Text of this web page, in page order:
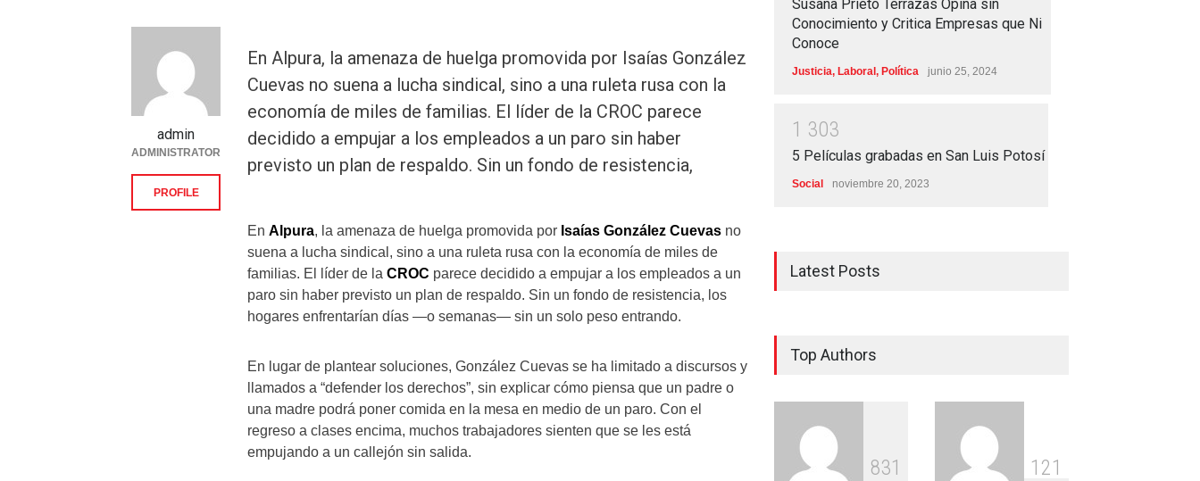
En Alpura, la amenaza de huelga promovida por Isaías González
Cuevas no suena a lucha sindical, sino a una ruleta rusa con la
economía de miles de familias. El líder de la CROC parece
decidido a empujar a los empleados a un paro sin haber
previsto un plan de respaldo. Sin un fondo de resistencia,
En Alpura, la amenaza de huelga promovida por Isaías González Cuevas no
suena a lucha sindical, sino a una ruleta rusa con la economía de miles de
familias. El líder de la CROC parece decidido a empujar a los empleados a un
paro sin haber previsto un plan de respaldo. Sin un fondo de resistencia, los
hogares enfrentarían días —o semanas— sin un solo peso entrando.
En lugar de plantear soluciones, González Cuevas se ha limitado a discursos y
llamados a “defender los derechos”, sin explicar cómo piensa que un padre o
una madre podrá poner comida en la mesa en medio de un paro. Con el
regreso a clases encima, muchos trabajadores sienten que se les está
empujando a un callejón sin salida.
admin
ADMINISTRATOR
PROFILE
Susana Prieto Terrazas Opina sin
Conocimiento y Critica Empresas que Ni
Conoce
Justicia, Laboral , Política junio 25, 2024
1 303
5 Películas grabadas en San Luis Potosí
Social noviembre 20, 2023
Latest Posts
Top Authors
831 1 21